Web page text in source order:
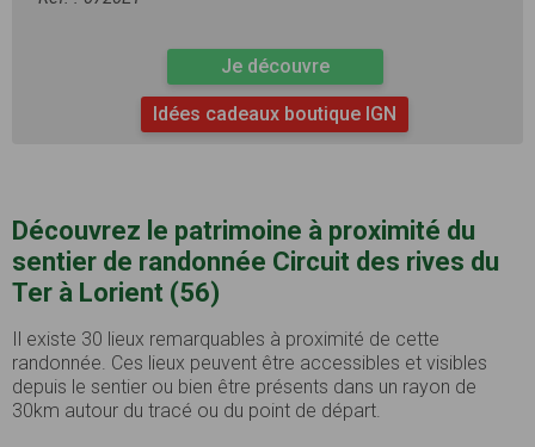
Je découvre
Idées cadeaux boutique IGN
Découvrez le patrimoine à proximité du
sentier de randonnée Circuit des rives du
Ter à Lorient (56)
Il existe 30 lieux remarquables à proximité de cette
randonnée. Ces lieux peuvent être accessibles et visibles
depuis le sentier ou bien être présents dans un rayon de
30km autour du tracé ou du point de départ.